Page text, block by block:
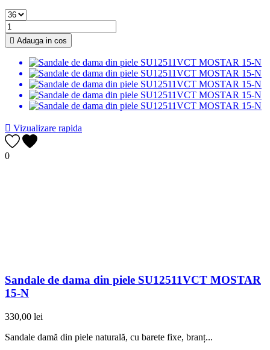
 Adauga in cos
 Vizualizare rapida
0
Sandale de dama din piele SU12511VCT MOSTAR
15-N
330,00 lei
Sandale damă din piele naturală, cu barete fixe, branț...